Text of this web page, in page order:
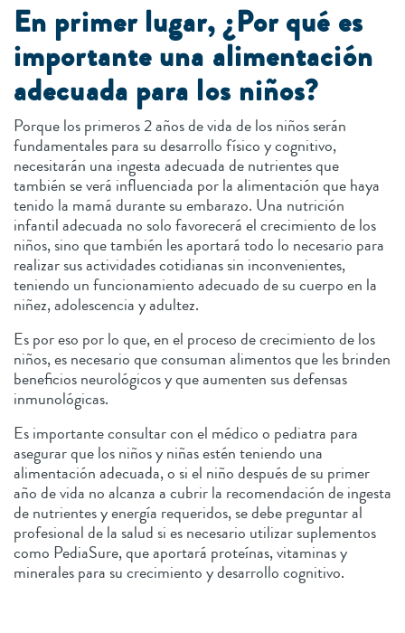
En primer lugar, ¿Por qué es
importante una alimentación
adecuada para los niños?
Porque los primeros 2 años de vida de los niños serán
fundamentales para su desarrollo físico y cognitivo,
necesitarán una ingesta adecuada de nutrientes que
también se verá influenciada por la alimentación que haya
tenido la mamá durante su embarazo. Una nutrición
infantil adecuada no solo favorecerá el crecimiento de los
niños, sino que también les aportará todo lo necesario para
realizar sus actividades cotidianas sin inconvenientes,
teniendo un funcionamiento adecuado de su cuerpo en la
niñez, adolescencia y adultez.
Es por eso por lo que, en el proceso de crecimiento de los
niños, es necesario que consuman alimentos que les brinden
beneficios neurológicos y que aumenten sus defensas
inmunológicas.
Es importante consultar con el médico o pediatra para
asegurar que los niños y niñas estén teniendo una
alimentación adecuada, o si el niño después de su primer
año de vida no alcanza a cubrir la recomendación de ingesta
de nutrientes y energía requeridos, se debe preguntar al
profesional de la salud si es necesario utilizar suplementos
como PediaSure, que aportará proteínas, vitaminas y
minerales para su crecimiento y desarrollo cognitivo.